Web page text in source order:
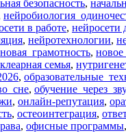
безопасность,
в работе, нейросети
, нейротехнологии,
новая_грамотность,
семья,
,
,
, онлайн-репутация,
, остеоинтеграция,
, офисные программы